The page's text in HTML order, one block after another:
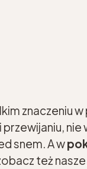
znaczeniu
nie
snem. A w
też nasze